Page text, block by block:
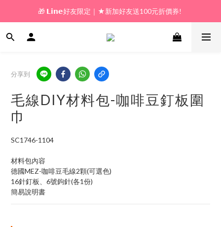
🎁 新好友購物金｜★加入新會員領券送100元!
🎁 𝗟𝗶𝗻𝗲好友限定｜★新加好友送100元折價券!
🎁 新好友購物金｜★加入新會員領券送100元!
分享到
毛線DIY材料包-咖啡豆釘板圍
巾
SC1746-1104
材料包內容
德國MEZ-咖啡豆毛線2顆(可選色)
16針釘板、6號鉤針(各1份)
簡易說明書